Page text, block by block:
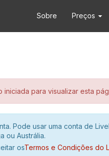
Sobre Preços
iniciada para visualizar esta
Pode usar uma conta de
ou Austrália.
osTermos e Condições do